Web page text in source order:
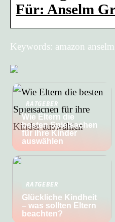
Für: Anselm
Keywords: amazon
RATGEBER
Wie Eltern die
besten Spielsachen
für ihre Kinder
auswählen
RATGEBER
Glückliche Kindheit
– was sollten Eltern
beachten?